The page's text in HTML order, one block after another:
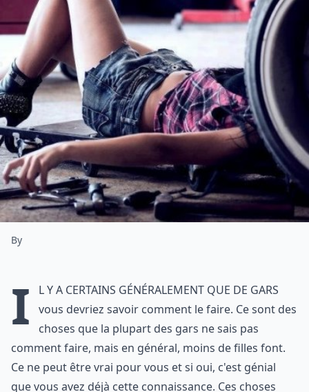
By
I
l y a certains généralement que de gars
vous devriez savoir comment le faire. Ce sont des
choses que la plupart des gars ne sais pas
comment faire, mais en général, moins de filles font.
Ce ne peut être vrai pour vous et si oui, c'est génial
que vous avez déjà cette connaissance. Ces choses